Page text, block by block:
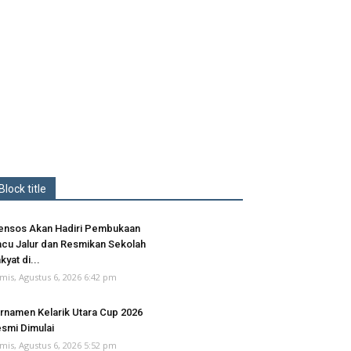
Block title
Akan Hadiri Pembukaan
Jalur dan Resmikan Sekolah
di...
Agustus 6, 2026 6:42 pm
Kelarik Utara Cup 2026
Dimulai
Agustus 6, 2026 5:52 pm